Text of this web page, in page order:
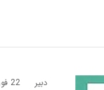
دبیر 22 فوریه 2024